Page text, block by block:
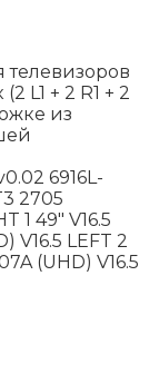
телевизоров
L1 + 2 R1 + 2
из
6916L-
2705
1 49" V16.5
V16.5 LEFT 2
(UHD) V16.5